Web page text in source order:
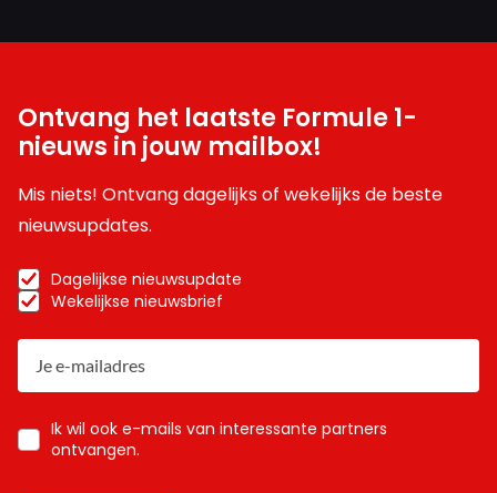
Ontvang het laatste Formule 1-
nieuws in jouw mailbox!
Mis niets! Ontvang dagelijks of wekelijks de beste
nieuwsupdates.
Dagelijkse nieuwsupdate
Wekelijkse nieuwsbrief
Ik wil ook e-mails van interessante partners
ontvangen.